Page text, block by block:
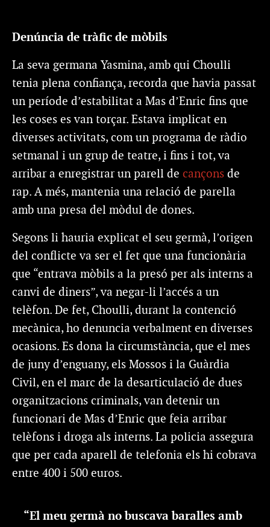
Denúncia de tràfic de mòbils
La seva germana Yasmina, amb qui Choulli
tenia plena confiança, recorda que havia passat
un període d’estabilitat a Mas d’Enric fins que
les coses es van torçar. Estava implicat en
diverses activitats, com un programa de ràdio
setmanal i un grup de teatre, i fins i tot, va
arribar a enregistrar un parell de cançons de
rap. A més, mantenia una relació de parella
amb una presa del mòdul de dones.
Segons li hauria explicat el seu germà, l’origen
del conflicte va ser el fet que una funcionària
que “entrava mòbils a la presó per als interns a
canvi de diners”, va negar-li l’accés a un
telèfon. De fet, Choulli, durant la contenció
mecànica, ho denuncia verbalment en diverses
ocasions. Es dona la circumstància, que el mes
de juny d’enguany, els Mossos i la Guàrdia
Civil, en el marc de la desarticulació de dues
organitzacions criminals, van detenir un
funcionari de Mas d’Enric que feia arribar
telèfons i droga als interns. La policia assegura
que per cada aparell de telefonia els hi cobrava
entre 400 i 500 euros.
“El meu germà no buscava baralles amb